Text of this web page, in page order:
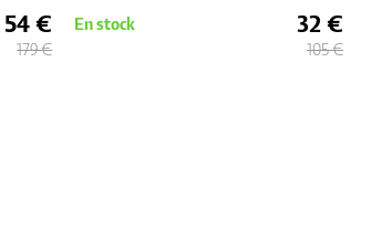
54 €
179 €
En stock 32 €
105 €